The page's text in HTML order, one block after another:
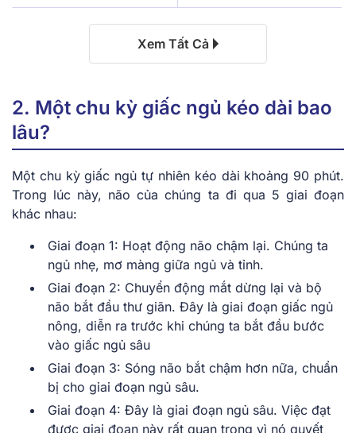
Xem Tất Cả
2. Một chu kỳ giấc ngủ kéo dài bao
lâu?
Một chu kỳ giấc ngủ tự nhiên kéo dài khoảng 90 phút.
Trong lúc này, não của chúng ta đi qua 5 giai đoạn
khác nhau:
Giai đoạn 1: Hoạt động não chậm lại. Chúng ta
ngủ nhẹ, mơ màng giữa ngủ và tỉnh.
Giai đoạn 2: Chuyển động mắt dừng lại và bộ
não bắt đầu thư giãn. Đây là giai đoạn giấc ngủ
nông, diễn ra trước khi chúng ta bắt đầu bước
vào giấc ngủ sâu
Giai đoạn 3: Sóng não bắt chậm hơn nữa, chuẩn
bị cho giai đoạn ngủ sâu.
Giai đoạn 4: Đây là giai đoạn ngủ sâu. Việc đạt
được giai đoạn này rất quan trọng vì nó quyết